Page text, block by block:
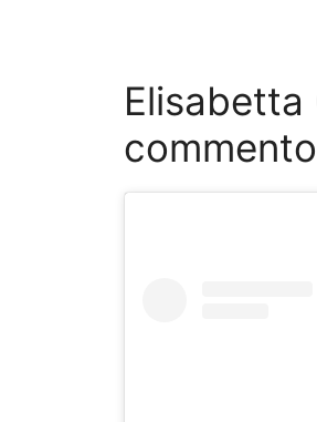
Elisabetta